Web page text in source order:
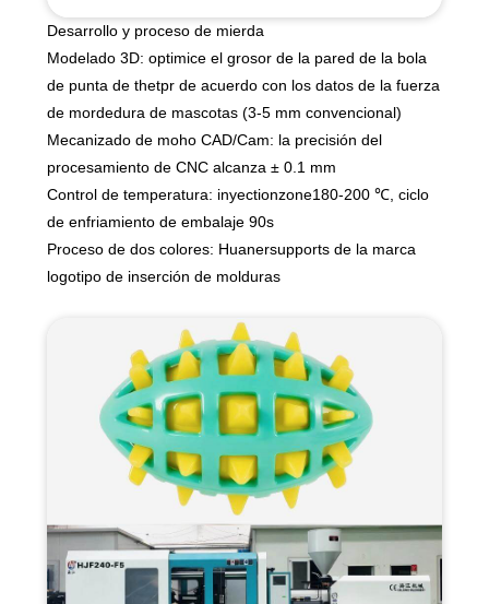
Desarrollo y proceso de mierda
Modelado 3D: optimice el grosor de la pared de la bola
de punta de thetpr de acuerdo con los datos de la fuerza
de mordedura de mascotas (3-5 mm convencional)
Mecanizado de moho CAD/Cam: la precisión del
procesamiento de CNC alcanza ± 0.1 mm
Control de temperatura: inyectionzone180-200 ℃, ciclo
de enfriamiento de embalaje 90s
Proceso de dos colores: Huanersupports de la marca
logotipo de inserción de molduras